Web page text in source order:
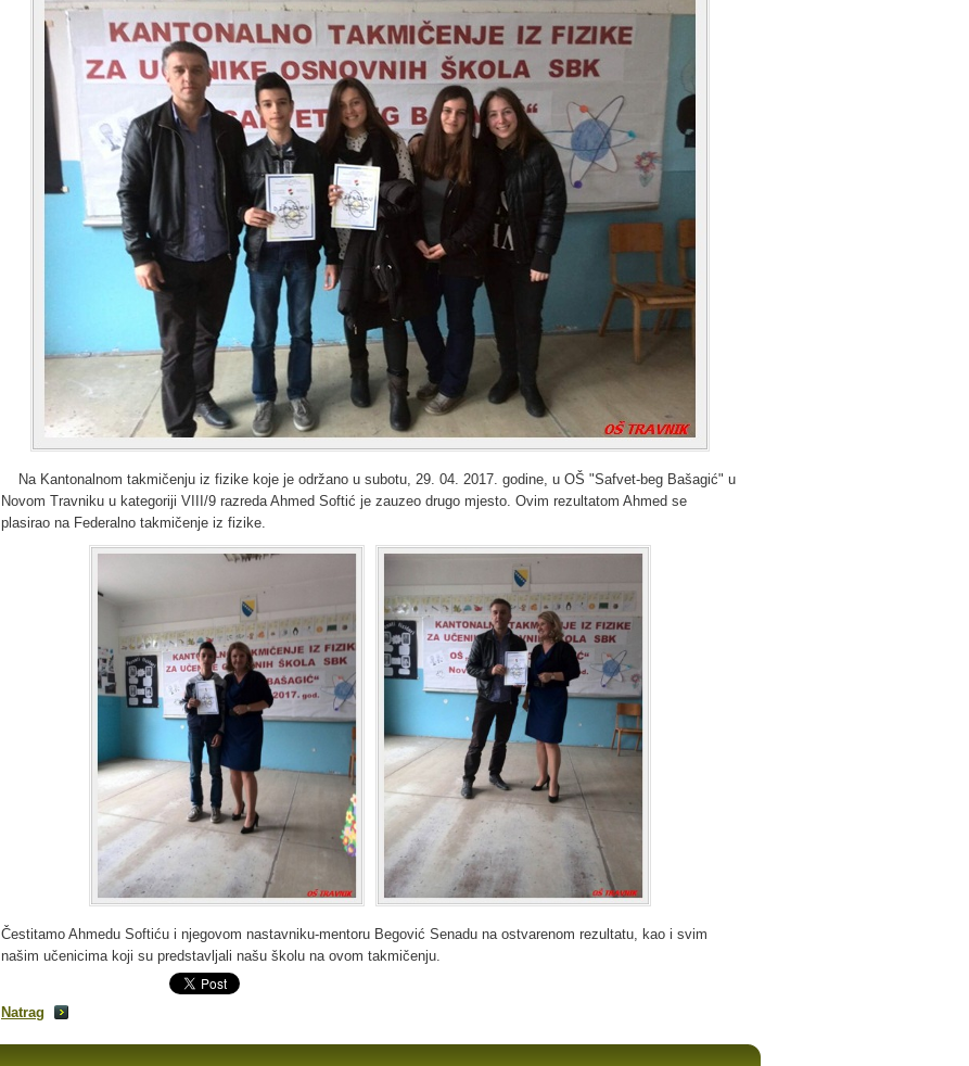
Na Kantonalnom takmičenju iz fizike koje je održano u subotu, 29. 04. 2017. godine, u OŠ "Safvet-beg Bašagić" u
Novom Travniku u kategoriji VIII/9 razreda Ahmed Softić je zauzeo drugo mjesto. Ovim rezultatom Ahmed se
plasirao na Federalno takmičenje iz fizike.
Čestitamo Ahmedu Softiću i njegovom nastavniku-mentoru Begović Senadu na ostvarenom rezultatu, kao i svim
našim učenicima koji su predstavljali našu školu na ovom takmičenju.
Natrag